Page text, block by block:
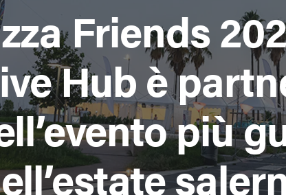
Friends
Hub è
più